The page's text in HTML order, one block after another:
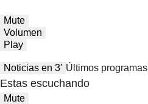
Mute
Volumen
Play
Noticias en 3′ Últimos programas
Estas escuchando
Mute